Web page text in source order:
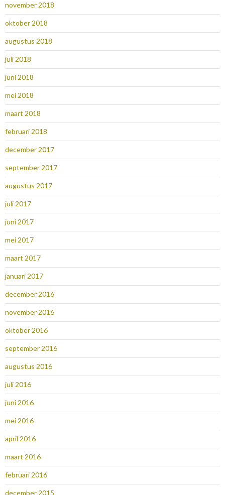
november 2018
oktober 2018
augustus 2018
juli 2018
juni 2018
mei 2018
maart 2018
februari 2018
december 2017
september 2017
augustus 2017
juli 2017
juni 2017
mei 2017
maart 2017
januari 2017
december 2016
november 2016
oktober 2016
september 2016
augustus 2016
juli 2016
juni 2016
mei 2016
april 2016
maart 2016
februari 2016
december 2015